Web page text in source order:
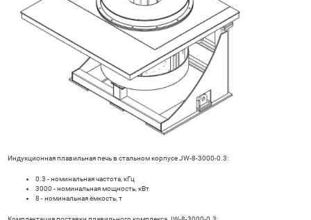
Индукционная плавильная печь в стальном корпусе JW-8-3000-0.3:
0.3 - номинальная частота, кГц
3000 - номинальная мощность, кВт
8 - номинальная ёмкость, т